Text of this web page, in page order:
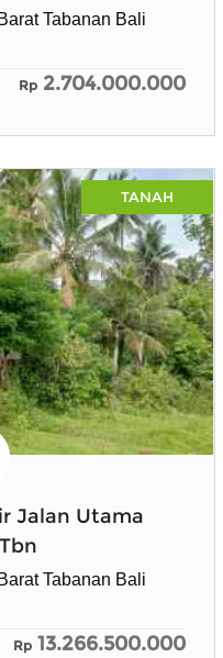
Tabanan Bali
Rp 2.704.000.000
TANAH
Jalan Utama
Tabanan Bali
Rp 13.266.500.000